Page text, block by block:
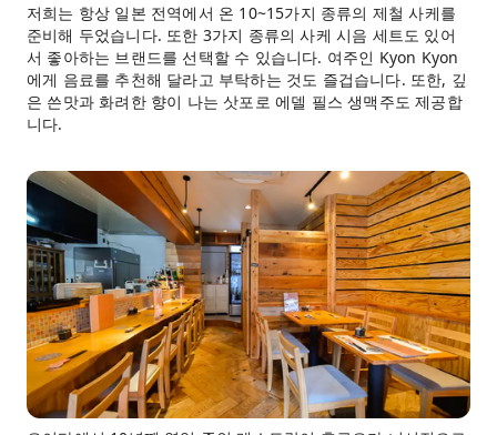
저희는 항상 일본 전역에서 온 10~15가지 종류의 제철 사케를
준비해 두었습니다. 또한 3가지 종류의 사케 시음 세트도 있어
서 좋아하는 브랜드를 선택할 수 있습니다. 여주인 Kyon Kyon
에게 음료를 추천해 달라고 부탁하는 것도 즐겁습니다. 또한, 깊
은 쓴맛과 화려한 향이 나는 삿포로 에델 필스 생맥주도 제공합
니다.